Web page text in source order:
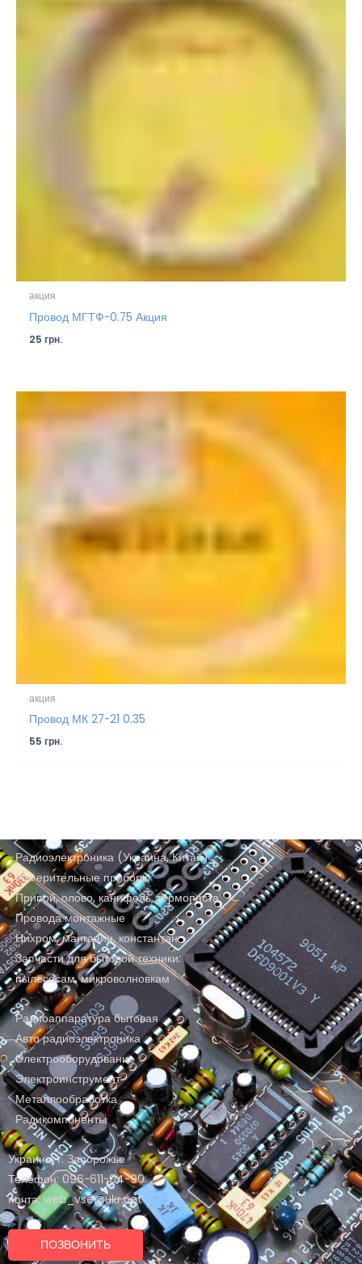
акция
Провод МГТФ-0.75 Акция
25грн.
акция
Провод МК 27-21 0.35
55грн.
Радиоэлектроника (Украина, Китай)
Измерительные приборы
Припой, олово, канифоль, термопаста
Провода монтажные
Нихром, манганин, константан
Запчасти для бытовой техники:
пылесосам, микроволновкам
Радиоаппаратура бытовая
Авто радиоэлектроника
Электрооборудование
Электроинструмент
Металлообработка
Радикомпоненты
Украина, г. Запорожье
Телефон: 096-611-04-90
почта: web_vse@ukr.net
ПОЗВОНИТЬ